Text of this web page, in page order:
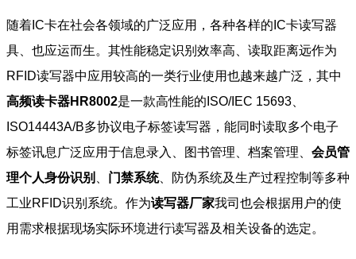
随着IC卡在社会各领域的广泛应用，各种各样的IC卡读写器
具、也应运而生。其性能稳定识别效率高、读取距离远作为
RFID读写器中应用较高的一类行业使用也越来越广泛，其中
高频读卡器HR8002是一款高性能的ISO/IEC 15693、
ISO14443A/B多协议电子标签读写器，能同时读取多个电子
标签讯息广泛应用于信息录入、图书管理、档案管理、 会员管
理个人身份识别 、 门禁系统、防伪系统及生产过程控制等多种
工业RFID识别系统。作为读写器厂家我司也会根据用户的使
用需求根据现场实际环境进行读写器及相关设备的选定。